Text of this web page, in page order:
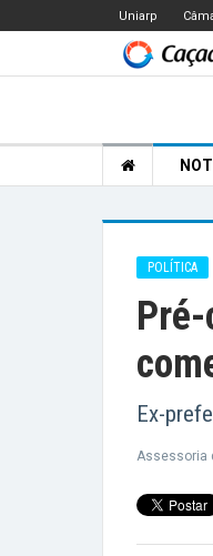
Uniarp
POLÍTICA
Ex-
Assessoria